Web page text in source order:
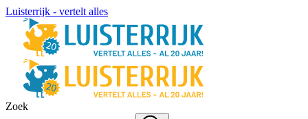
Luisterrijk - vertelt alles
Zoek